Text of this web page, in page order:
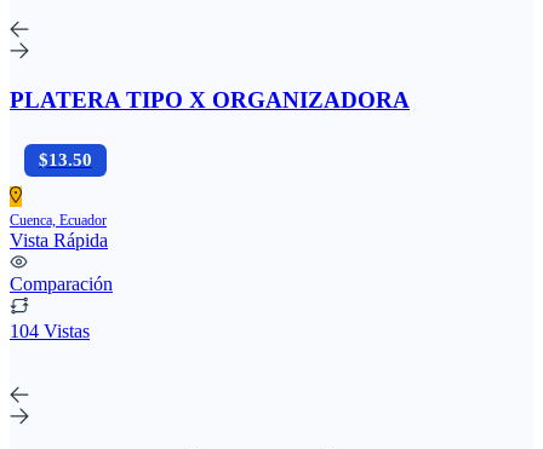
PLATERA TIPO X ORGANIZADORA
$13.50
Cuenca, Ecuador
Vista Rápida
Comparación
104 Vistas